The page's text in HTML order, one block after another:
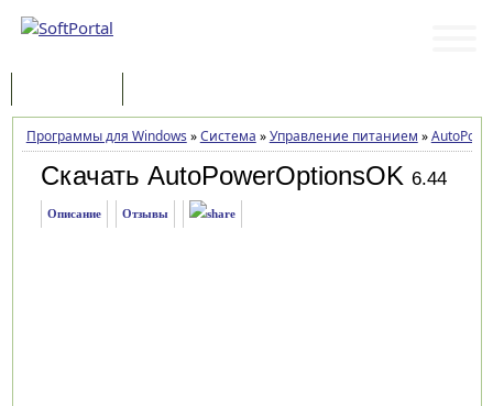
Программы для Windows »Система »Управление питанием »
Скачать AutoPowerOptionsOK 6.44
Описание Отзывы